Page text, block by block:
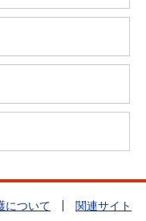
について 関連サイト